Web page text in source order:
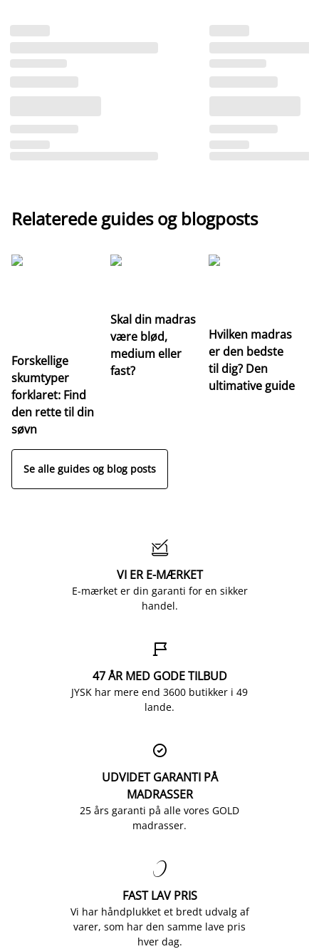
Relaterede guides og blogposts
Forskellige
skumtyper
forklaret: Find
den rette til din
søvn
Skal din madras
være blød,
medium eller
fast?
Hvilken madras
er den bedste
til dig? Den
ultimative guide
Se alle guides og blog posts

VI ER E-MÆRKET
E-mærket er din garanti for en sikker
handel.

47 ÅR MED GODE TILBUD
JYSK har mere end 3600 butikker i 49
lande.

UDVIDET GARANTI PÅ
MADRASSER
25 års garanti på alle vores GOLD
madrasser.

FAST LAV PRIS
Vi har håndplukket et bredt udvalg af
varer, som har den samme lave pris
hver dag.